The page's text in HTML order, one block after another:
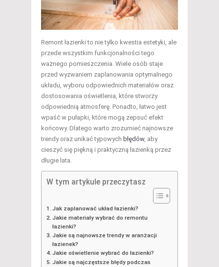
Remont łazienki to nie tylko kwestia estetyki, ale
przede wszystkim funkcjonalności tego
ważnego pomieszczenia. Wiele osób staje
przed wyzwaniem zaplanowania optymalnego
układu, wyboru odpowiednich materiałów oraz
dostosowania oświetlenia, które stworzy
odpowiednią atmosferę. Ponadto, łatwo jest
wpaść w pułapki, które mogą zepsuć efekt
końcowy. Dlatego warto zrozumieć najnowsze
trendy oraz unikać typowych błędów, aby
cieszyć się piękną i praktyczną łazienką przez
długie lata.
W tym artykule przeczytasz
Jak zaplanować układ łazienki?
Jakie materiały wybrać do remontu
łazienki?
Jakie są najnowsze trendy w aranżacji
łazienek?
Jakie oświetlenie wybrać do łazienki?
Jakie są najczęstsze błędy podczas